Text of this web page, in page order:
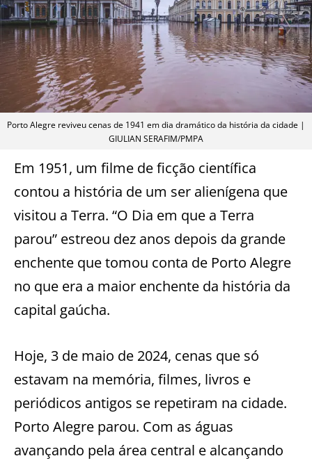
Porto Alegre reviveu cenas de 1941 em dia dramático da história da cidade |
GIULIAN SERAFIM/PMPA
Em 1951, um filme de ficção científica
contou a história de um ser alienígena que
visitou a Terra. “O Dia em que a Terra
parou” estreou dez anos depois da grande
enchente que tomou conta de Porto Alegre
no que era a maior enchente da história da
capital gaúcha.
Hoje, 3 de maio de 2024, cenas que só
estavam na memória, filmes, livros e
periódicos antigos se repetiram na cidade.
Porto Alegre parou. Com as águas
avançando pela área central e alcançando